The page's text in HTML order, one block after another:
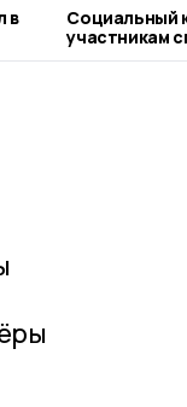
в
Социальный
участникам
Тамбовской